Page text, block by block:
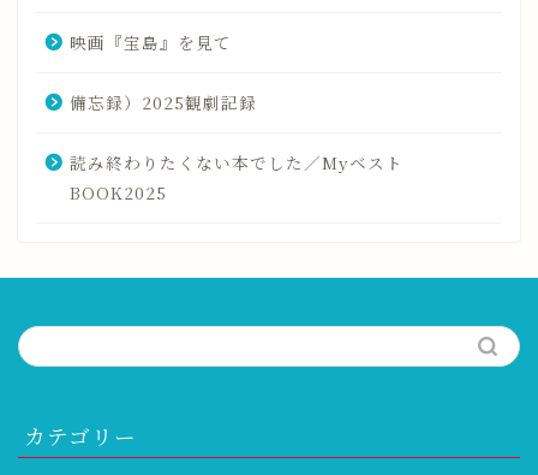
映画『宝島』を見て
備忘録）2025観劇記録
読み終わりたくない本でした／Myベスト
BOOK2025
カテゴリー